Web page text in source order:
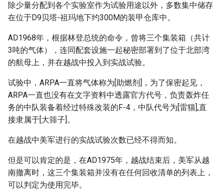
除少量分配到各个实验室作为试验用途以外，多数集中储存
在位于D9贝塔-祖玛地下约300M的装甲仓库中。
AD1968年，根据林登总统的命令，曾将三个集装箱（共计
3吨的气体），连同配套设施一起秘密部署到了位于北部湾
的航母上，并在越战中投入到实战试验。
试验中，ARPA一直将气体称为[助燃剂]，为了保密起见，
ARPA一直也没有在文字资料中透露官方代号，负责轰炸任
务的中队装备着经过特殊改装的F-4，中队代号为[雷猫],直
接隶属于[大筛子]。
在越战中美军进行的实战试验次数已经不得而知。
但是可以肯定的是，在AD1975年，越战结束后，美军从越
南撤离时，这三个集装箱并没有在任何回收清单的列表上，
可以判定为使用完毕。